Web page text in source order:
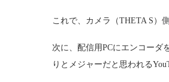
これで、カメラ（THETA S）
次に、配信用PCにエンコーダ
りとメジャーだと思われる